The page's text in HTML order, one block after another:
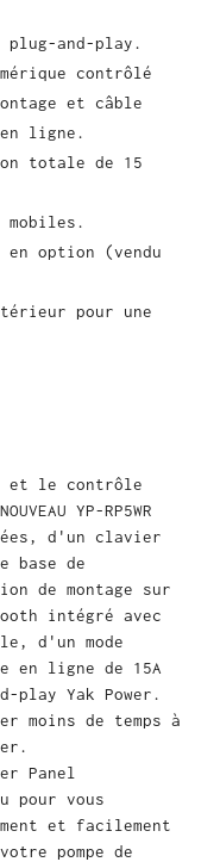
plug-and-play.
contrôlé
et câble
ligne.
totale de 15
option (vendu
pour une
et le contrôle
YP-RP5WR
d'un clavier
base de
de montage sur
intégré avec
d'un mode
en ligne de 15A
play Yak Power.
moins de temps à
Panel
pour vous
et facilement
pompe de